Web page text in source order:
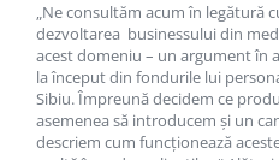
Cosuri de gunoi
Maturi, Mopuri si galeti
Prosoape de hartie si servetele
Saci gunoi
„Ne consultăm acum în legătură
dezvoltarea businessului din
acest domeniu – un argument în
la început din fondurile lui
Sibiu. Împreună decidem ce
asemenea să introducem şi un
descriem cum funcţionează